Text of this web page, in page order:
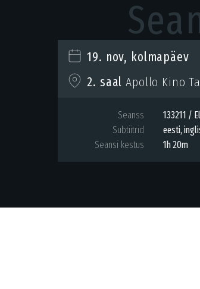
19. nov, kolmapäev
2. saal Apollo Kino
Seanss
133211 /
Subtiitrid
eesti,
Seansi kestus
1h 20m